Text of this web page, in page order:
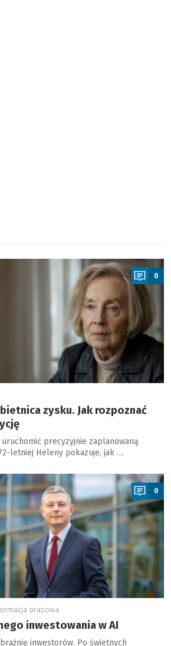
0
zysku. Jak rozpoznać
precyzyjnie zaplanowaną
letniej Heleny pokazuje, jak …
0
prasowa
inwestowania w AI
inwestorów. Po świetnych